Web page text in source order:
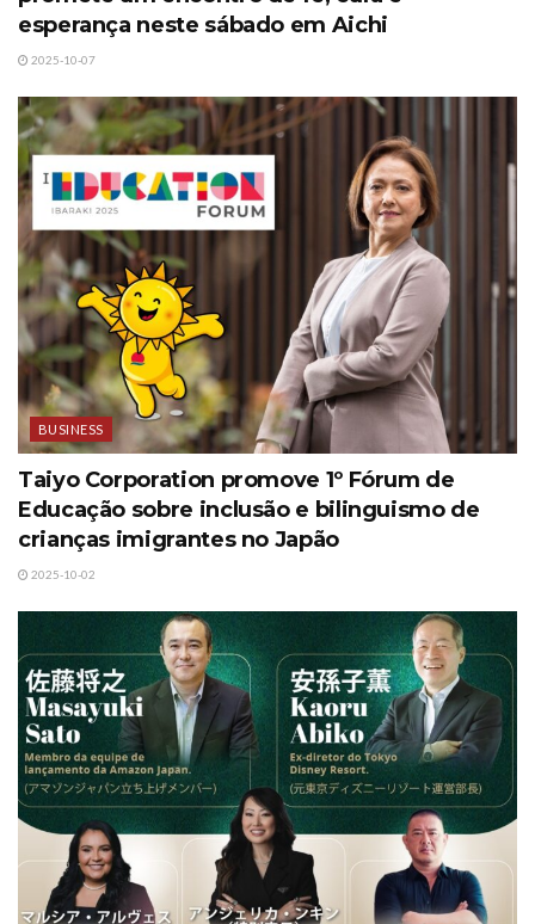
esperança neste sábado em Aichi
2025-10-07
BUSINESS
Taiyo Corporation promove 1º Fórum de
Educação sobre inclusão e bilinguismo de
crianças imigrantes no Japão
2025-10-02